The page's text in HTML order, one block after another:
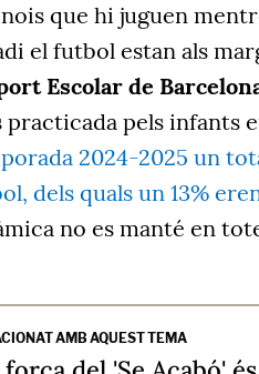
que hi juguen
el futbol estan als
Escolar de
practicada pels infants
2024-2025 un
dels quals un 13%
no es manté en
AMB AQUEST TEMA